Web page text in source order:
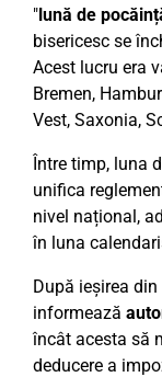
"lună de
bisericesc se
Acest lucru era
Bremen,
Vest, Saxonia,
Între timp, luna
unifica
nivel național,
în luna
După ieșirea
informează
încât acesta să
deducere a